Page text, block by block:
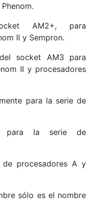
AM2+, para
II y Sempron.
socket AM3 para
II y procesadores
para la serie de
para la serie de
procesadores A y
sólo es el nombre